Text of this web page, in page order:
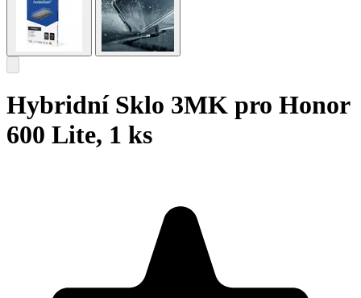
Hybridní Sklo 3MK pro Honor
600 Lite, 1 ks